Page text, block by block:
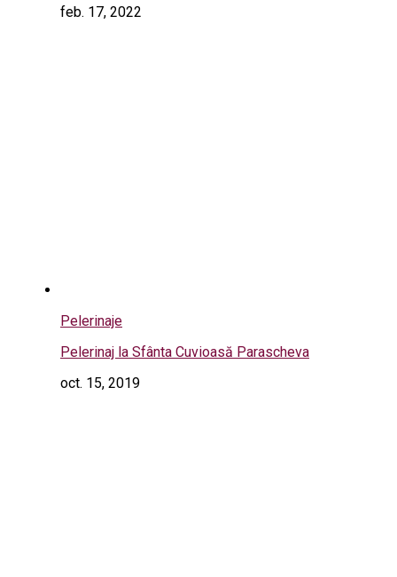
feb. 17, 2022
Pelerinaje
Pelerinaj la Sfânta Cuvioasă Parascheva
oct. 15, 2019